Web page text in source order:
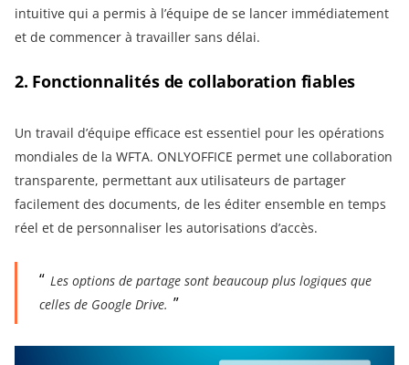
intuitive qui a permis à l’équipe de se lancer immédiatement
et de commencer à travailler sans délai.
2. Fonctionnalités de collaboration fiables
Un travail d’équipe efficace est essentiel pour les opérations
mondiales de la WFTA. ONLYOFFICE permet une collaboration
transparente, permettant aux utilisateurs de partager
facilement des documents, de les éditer ensemble en temps
réel et de personnaliser les autorisations d’accès.
Les options de partage sont beaucoup plus logiques que
celles de Google Drive.